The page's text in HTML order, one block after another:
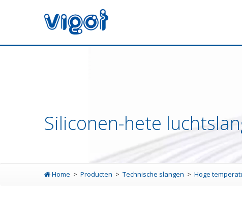
Siliconen-hete
Home Producten Technische slangen Hoge